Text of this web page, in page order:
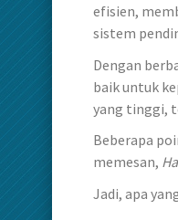
efisien,
sistem
Dengan
baik untuk
yang tinggi,
Beberapa
memesan,
Jadi, apa